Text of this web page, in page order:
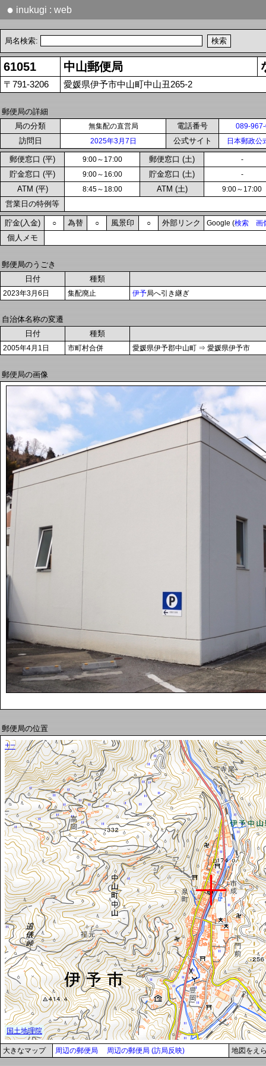
● inukugi : web
局名検索:
61051 中山郵便局
〒791-3206 愛媛県伊予市中山町中山丑265-2
郵便局の詳細
局の分類
無集配の直営局 電話番号 089-
訪問日 2025年3月7日 公式サイト 日本郵政公
郵便窓口 (平) 9:00～17:00 郵便窓口 (土) -
貯金窓口 (平) 9:00～16:00 貯金窓口 (土) -
ATM (平) 8:45～18:00 ATM (土) 9:00～17:00
営業日の特例等
貯金(入金) ○ 為替 ○ 風景印 ○ 外部リンク Google (検索 画
個人メモ
郵便局のうごき
日付
種類
2023年3月6日 集配廃止 伊予局へ引き継ぎ
自治体名称の変遷
日付
種類
2005年4月1日 市町村合併 愛媛県伊予郡中山町 ⇒ 愛媛県伊予市
郵便局の画像
郵便局の位置
大きなマップ 周辺の郵便局 周辺の郵便局 (訪局反映) 地図をえ